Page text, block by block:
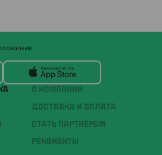
О КОМПАНИИ
ДОСТАВКА И ОПЛАТА
СТАТЬ ПАРТНЁРОМ
РЕКВИЗИТЫ